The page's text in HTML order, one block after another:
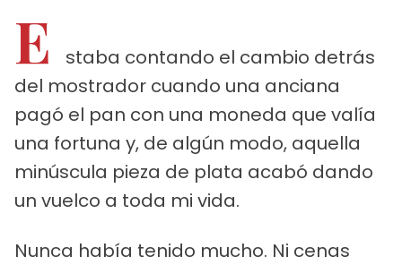
E
staba contando el cambio detrás
del mostrador cuando una anciana
pagó el pan con una moneda que valía
una fortuna y, de algún modo, aquella
minúscula pieza de plata acabó dando
un vuelco a toda mi vida.
Nunca había tenido mucho. Ni cenas